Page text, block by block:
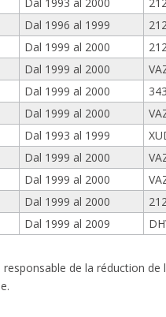
Dal 1996 al 1999
Dal 1999 al 2000
Dal 1999 al 2000
Dal 1999 al 2000
Dal 1999 al 2000
Dal 1993 al 1999
Dal 1999 al 2000
Dal 1999 al 2000
Dal 1999 al 2000
Dal 1999 al 2009
de la réduction